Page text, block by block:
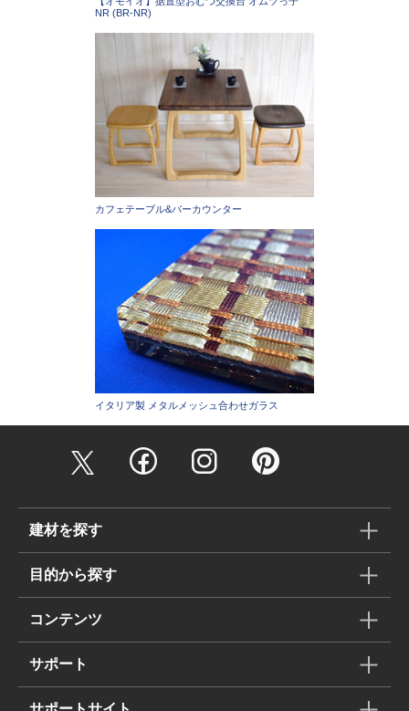
NR (BR-NR)
カフェテーブル&バーカウンター
イタリア製 メタルメッシュ合わせガラス
建材を探す
目的から探す
コンテンツ
サポート